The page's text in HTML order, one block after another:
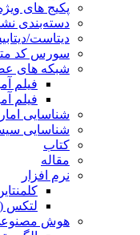
پکیج های
دسته‌بندی
دیتاست/
سورس کد
شبکه های
فیلم
فیلم
شناسایی
شناسایی
کتاب
مقاله
نرم افزار
لتکس (LATEX)
هوش